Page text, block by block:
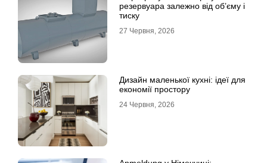
резервуара залежно від об’єму і
тиску
27 Червня, 2026
Дизайн маленької кухні: ідеї для
економії простору
24 Червня, 2026